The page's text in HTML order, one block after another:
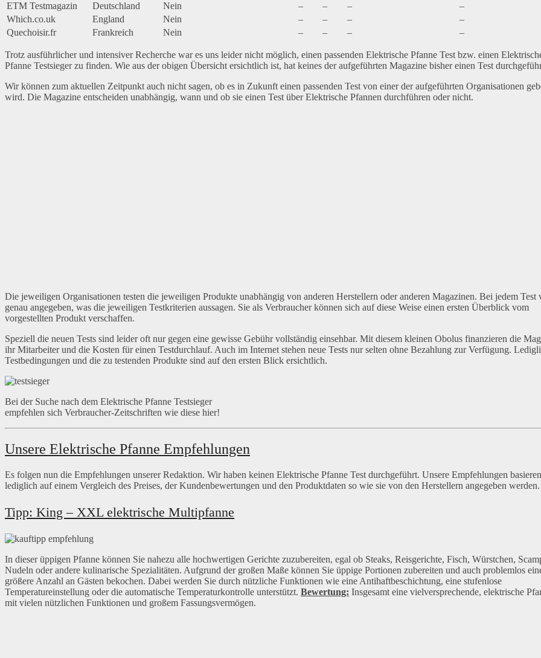
ETM Testmagazin
Deutschland Nein – – –
–
Which.co.uk
England Nein – – –
–
Quechoisir.fr
Frankreich Nein – – – –
Trotz ausführlicher und intensiver Recherche war es uns leider nicht möglich, einen passenden Elektrische Pfanne Test bzw. einen
Pfanne Testsieger zu finden. Wie aus der obigen Übersicht ersichtlich ist, hat keines der aufgeführten Magazine bisher einen Test
Wir können zum aktuellen Zeitpunkt auch nicht sagen, ob es in Zukunft einen passenden Test von einer der aufgeführten Organisationen
wird. Die Magazine entscheiden unabhängig, wann und ob sie einen Test über Elektrische Pfannen durchführen oder nicht.
Die jeweiligen Organisationen testen die jeweiligen Produkte unabhängig von anderen Herstellern oder anderen Magazinen. Bei jedem Test
genau angegeben, was die jeweiligen Testkriterien aussagen. Sie als Verbraucher können sich auf diese Weise einen ersten Überblick vom
vorgestellten Produkt verschaffen.
Speziell die neuen Tests sind leider oft nur gegen eine gewisse Gebühr vollständig einsehbar. Mit diesem kleinen Obolus finanzieren die
ihr Mitarbeiter und die Kosten für einen Testdurchlauf. Auch im Internet stehen neue Tests nur selten ohne Bezahlung zur Verfügung.
Testbedingungen und die zu testenden Produkte sind auf den ersten Blick ersichtlich.
Bei der Suche nach dem Elektrische Pfanne Testsieger
empfehlen sich Verbraucher-Zeitschriften wie diese hier!
Unsere Elektrische Pfanne Empfehlungen
Es folgen nun die Empfehlungen unserer Redaktion. Wir haben keinen Elektrische Pfanne Test durchgeführt. Unsere Empfehlungen basieren
lediglich auf einem Vergleich des Preises, der Kundenbewertungen und den Produktdaten so wie sie von den Herstellern angegeben werden.
Tipp: King – XXL elektrische Multipfanne
In dieser üppigen Pfanne können Sie nahezu alle hochwertigen Gerichte zuzubereiten, egal ob Steaks, Reisgerichte, Fisch, Würstchen,
Nudeln oder andere kulinarische Spezialitäten. Aufgrund der großen Maße können Sie üppige Portionen zubereiten und auch problemlos
größere Anzahl an Gästen bekochen. Dabei werden Sie durch nützliche Funktionen wie eine Antihaftbeschichtung, eine stufenlose
Temperatureinstellung oder die automatische Temperaturkontrolle unterstützt. Bewertung: Insgesamt eine vielversprechende, elektrische
mit vielen nützlichen Funktionen und großem Fassungsvermögen.